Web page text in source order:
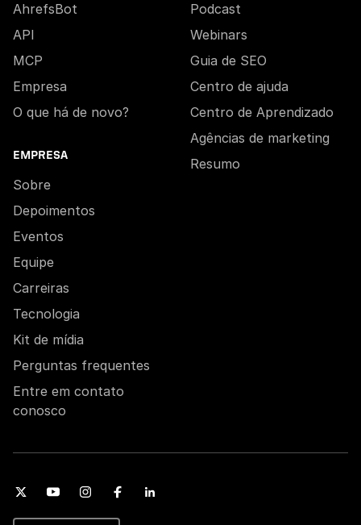
AhrefsBot
API
MCP
Empresa
O que há de novo?
EMPRESA
Sobre
Depoimentos
Eventos
Equipe
Carreiras
Tecnologia
Kit de mídia
Perguntas frequentes
Entre em contato
conosco
Podcast
Webinars
Guia de SEO
Centro de ajuda
Centro de Aprendizado
Agências de marketing
Resumo